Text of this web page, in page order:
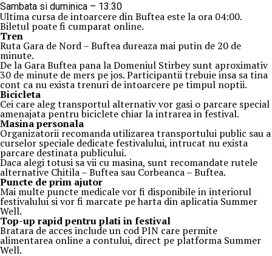
Sambata si duminica – 13:30
Ultima cursa de intoarcere din Buftea este la ora 04:00.
Biletul poate fi cumparat online.
Tren
Ruta Gara de Nord – Buftea dureaza mai putin de 20 de
minute.
De la Gara Buftea pana la Domeniul Stirbey sunt aproximativ
30 de minute de mers pe jos. Participantii trebuie insa sa tina
cont ca nu exista trenuri de intoarcere pe timpul noptii.
Bicicleta
Cei care aleg transportul alternativ vor gasi o parcare special
amenajata pentru biciclete chiar la intrarea in festival.
Masinapersonala
Organizatorii recomanda utilizarea transportului public sau a
curselor speciale dedicate festivalului, intrucat nu exista
parcare destinata publicului.
Daca alegi totusi sa vii cu masina, sunt recomandate rutele
alternative Chitila – Buftea sau Corbeanca – Buftea.
Puncte de prim ajutor
Mai multe puncte medicale vor fi disponibile in interiorul
festivalului si vor fi marcate pe harta din aplicatia Summer
Well.
Top-up rapid pentru plati in festival
Bratara de acces include un cod PIN care permite
alimentarea online a contului, direct pe platforma Summer
Well.